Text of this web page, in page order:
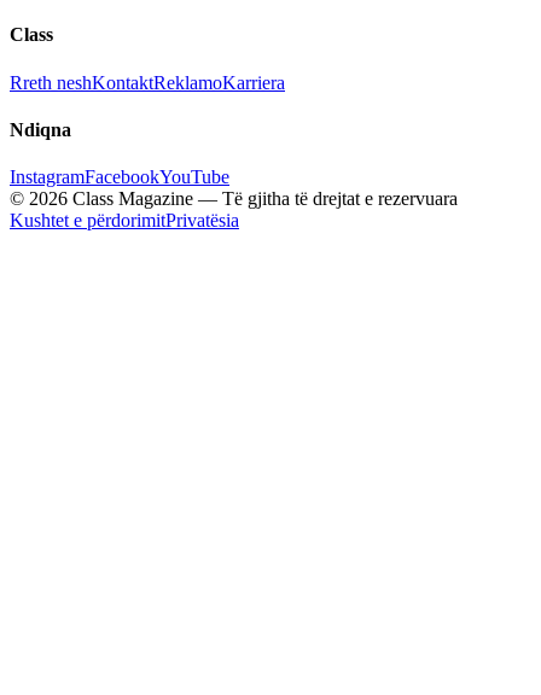
Class
Rreth neshKontaktReklamoKarriera
Ndiqna
InstagramFacebookYouTube
© 2026 Class Magazine — Të gjitha të drejtat e rezervuara
Kushtet e përdorimitPrivatësia